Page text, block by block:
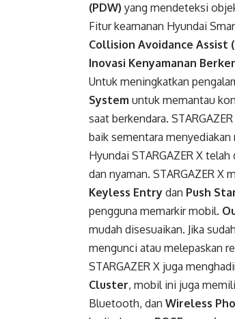
(PDW) yang mendeteksi
Fitur keamanan Hyundai
Collision Avoidance Assist
Inovasi Kenyamanan
Untuk meningkatkan
System untuk memantau
saat berkendara.
baik sementara
Hyundai STARGAZER X
dan nyaman. STARGAZER
Keyless Entry dan Push
pengguna memarkir mobil.
mudah disesuaikan. Jika
mengunci atau melepaskan
STARGAZER X juga
Cluster, mobil ini juga
Bluetooth, dan Wireless